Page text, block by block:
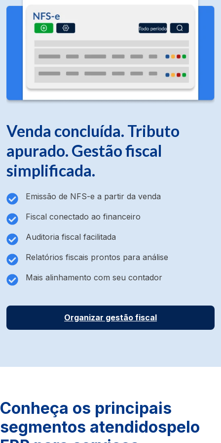
Venda concluída. Tributo
apurado. Gestão fiscal
simplificada.
Emissão de NFS-e a partir da venda
Fiscal conectado ao financeiro
Auditoria fiscal facilitada
Relatórios fiscais prontos para análise
Mais alinhamento com seu contador
Organizar gestão fiscal
Conheça os principais
segmentos atendidospelo